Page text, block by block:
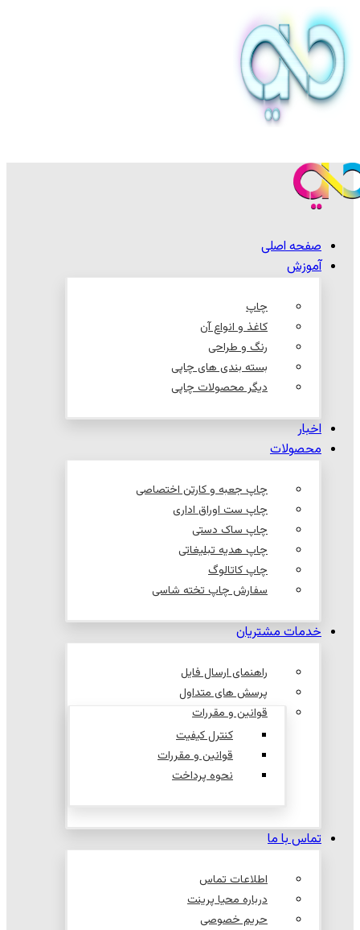
صفحه اصلی
آموزش
چاپ
کاغذ و انواع آن
رنگ و طراحی
بسته بندی های چاپی
دیگر محصولات چاپی
اخبار
محصولات
چاپ جعبه و کارتن اختصاصی
چاپ ست اوراق اداری
چاپ ساک دستی
چاپ هدیه تبلیغاتی
چاپ کاتالوگ
سفارش چاپ تخته شاسی
خدمات مشتریان
راهنمای ارسال فایل
پرسش های متداول
قوانین و مقررات
کنترل کیفیت
قوانین و مقررات
نحوه پرداخت
تماس با ما
اطلاعات تماس
درباره محیا پرینت
حریم خصوصی